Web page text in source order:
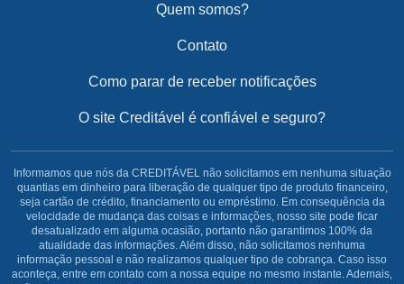
Quem somos?
Contato
Como parar de receber notificações
O site Creditável é confiável e seguro?
Informamos que nós da CREDITÁVEL não solicitamos em nenhuma situação
quantias em dinheiro para liberação de qualquer tipo de produto financeiro,
seja cartão de crédito, financiamento ou empréstimo. Em consequência da
velocidade de mudança das coisas e informações, nosso site pode ficar
desatualizado em alguma ocasião, portanto não garantimos 100% da
atualidade das informações. Além disso, não solicitamos nenhuma
informação pessoal e não realizamos qualquer tipo de cobrança. Caso isso
aconteça, entre em contato com a nossa equipe no mesmo instante. Ademais,